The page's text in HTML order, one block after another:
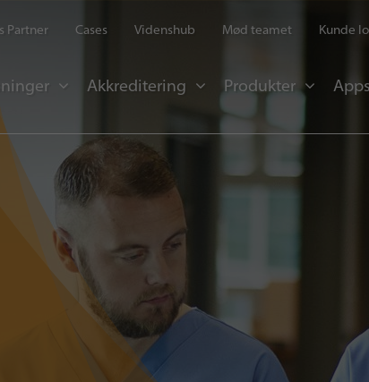
Partner Cases Videnshub Mød teamet Kunde
Akkreditering Produkter